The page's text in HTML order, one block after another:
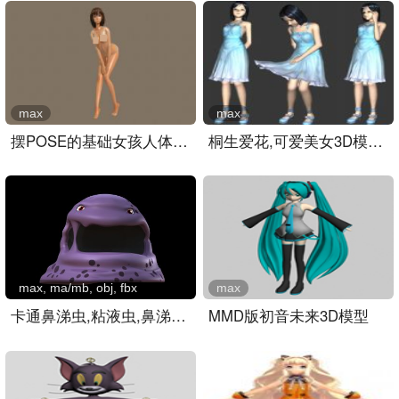
摆POSE的基础女孩人体,卡通..
max
桐生爱花,可爱美女3D模型+..
max
卡通鼻涕虫,粘液虫,鼻涕怪..
max, ma/mb, obj, fbx
MMD版初音未来3D模型
max